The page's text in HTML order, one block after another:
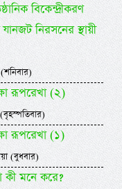
বিকেন্দ্রীকরণ
নিরসনের স্থায়ী
রূপরেখা (২)
রূপরেখা (১)
(বুধবার)
কী মনে করে?